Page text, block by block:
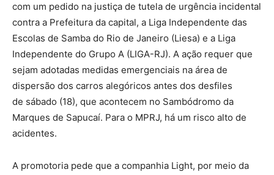
com um pedido na justiça de tutela de urgência incidental
contra a Prefeitura da capital, a Liga Independente das
Escolas de Samba do Rio de Janeiro (Liesa) e a Liga
Independente do Grupo A (LIGA-RJ). A ação requer que
sejam adotadas medidas emergenciais na área de
dispersão dos carros alegóricos antes dos desfiles
de sábado (18), que acontecem no Sambódromo da
Marques de Sapucaí. Para o MPRJ, há um risco alto de
acidentes.
A promotoria pede que a companhia Light, por meio da